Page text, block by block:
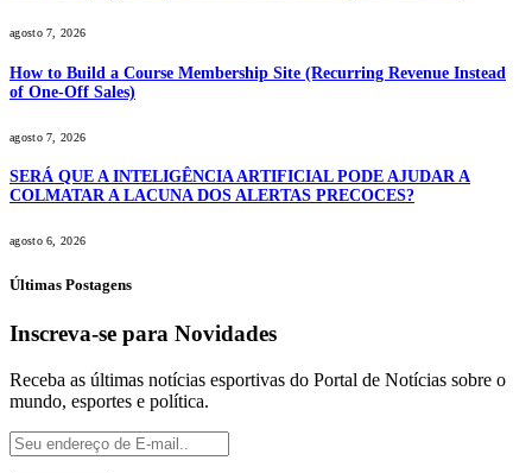
agosto 7, 2026
How to Build a Course Membership Site (Recurring Revenue Instead
of One-Off Sales)
agosto 7, 2026
SERÁ QUE A INTELIGÊNCIA ARTIFICIAL PODE AJUDAR A
COLMATAR A LACUNA DOS ALERTAS PRECOCES?
agosto 6, 2026
Últimas Postagens
Inscreva-se para Novidades
Receba as últimas notícias esportivas do Portal de Notícias sobre o
mundo, esportes e política.